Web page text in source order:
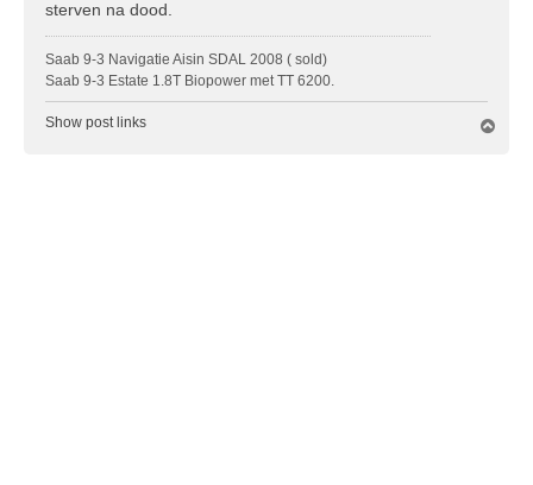
t
sterven na dood.
Saab 9-3 Navigatie Aisin SDAL 2008 ( sold)
Saab 9-3 Estate 1.8T Biopower met TT 6200.
Show post links